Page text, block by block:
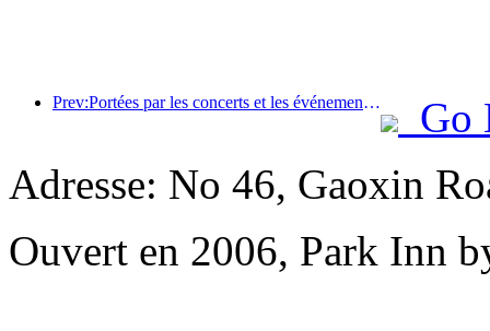
Prev:Portées par les concerts et les événements, les performances hôtelières de Hangzhou devraient continuer à augmenter en mars
Go
Adresse: No 46, Gaoxin
Ouvert en 2006, Park Inn